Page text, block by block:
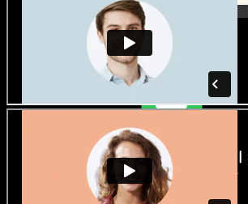
و زنانہ آوازیں اور
لہجے دستیاب